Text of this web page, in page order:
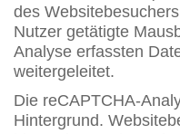
des
Nutzer getätigte
Analyse erfassten
weitergeleitet.
Die reCAPTCHA-
Hintergrund.